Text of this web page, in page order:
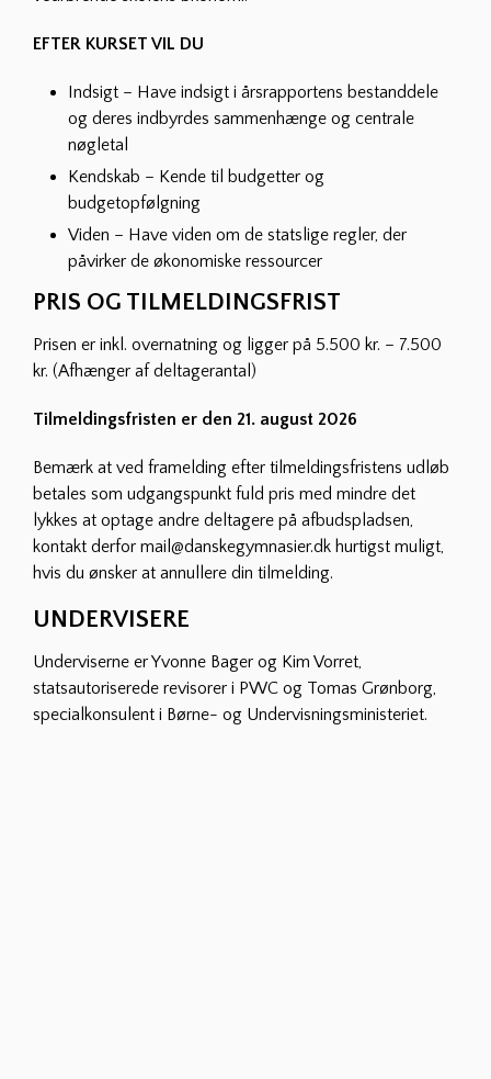
EFTER KURSET VIL DU
Indsigt – Have indsigt i årsrapportens bestanddele
og deres indbyrdes sammenhænge og centrale
nøgletal
Kendskab – Kende til budgetter og
budgetopfølgning
Viden – Have viden om de statslige regler, der
påvirker de økonomiske ressourcer
PRIS OG TILMELDINGSFRIST
Prisen er inkl. overnatning og ligger på 5.500 kr. – 7.500
kr. (Afhænger af deltagerantal)
Tilmeldingsfristen er den 21. august 2026
Bemærk at ved framelding efter tilmeldingsfristens udløb
betales som udgangspunkt fuld pris med mindre det
lykkes at optage andre deltagere på afbudspladsen,
kontakt derfor mail@danskegymnasier.dk hurtigst muligt,
hvis du ønsker at annullere din tilmelding.
UNDERVISERE
Underviserne er Yvonne Bager og Kim Vorret,
statsautoriserede revisorer i PWC og Tomas Grønborg,
specialkonsulent i Børne- og Undervisningsministeriet.